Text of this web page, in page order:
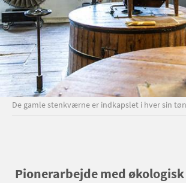
De gamle stenkværne er indkapslet i hver sin
Pionerarbejde med